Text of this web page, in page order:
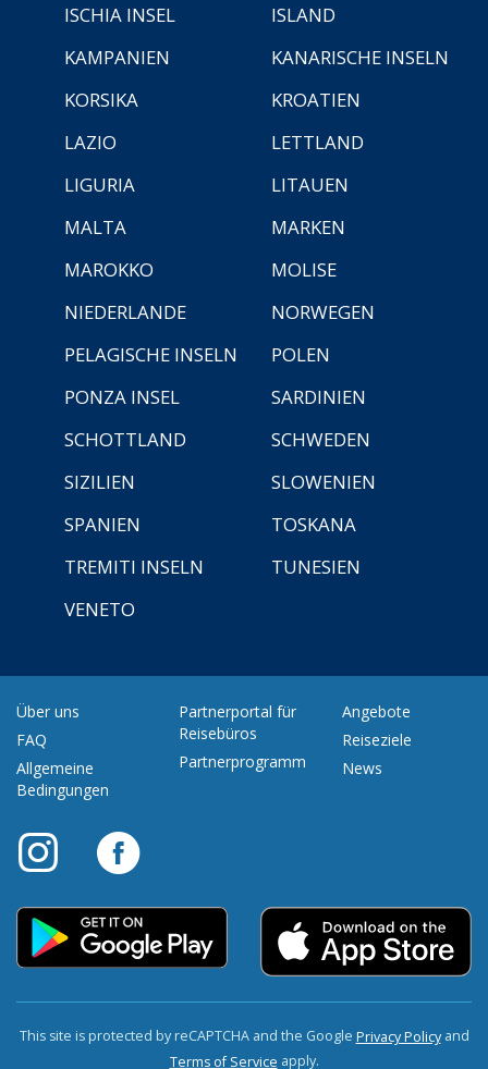
ISCHIA INSEL
ISLAND
KAMPANIEN
KANARISCHE INSELN
KORSIKA
KROATIEN
LAZIO
LETTLAND
LIGURIA
LITAUEN
MALTA
MARKEN
MAROKKO
MOLISE
NIEDERLANDE
NORWEGEN
PELAGISCHE INSELN
POLEN
PONZA INSEL
SARDINIEN
SCHOTTLAND
SCHWEDEN
SIZILIEN
SLOWENIEN
SPANIEN
TOSKANA
TREMITI INSELN
TUNESIEN
VENETO
Über uns
FAQ
Allgemeine
Bedingungen
Partnerportal für
Reisebüros
Partnerprogramm
Angebote
Reiseziele
News
This site is protected by reCAPTCHA and the Google Privacy Policyand
Terms of Service apply.